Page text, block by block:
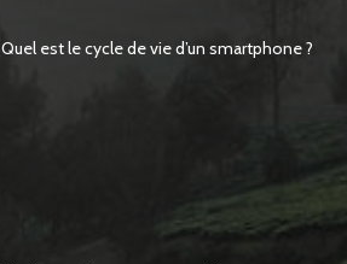
Quel est le cycle de vie d’un smartphone ?